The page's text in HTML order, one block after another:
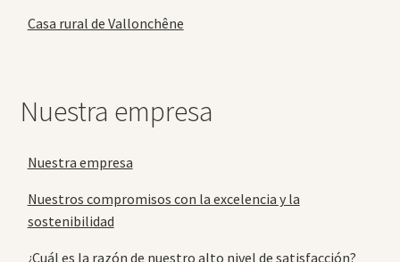
Casa rural de Vallonchêne
Nuestra empresa
Nuestra empresa
Nuestros compromisos con la excelencia y la
sostenibilidad
¿Cuál es la razón de nuestro alto nivel de satisfacción?